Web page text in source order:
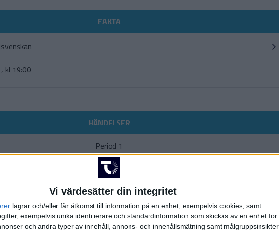
Vi värdesätter din integritet
lagrar och/eller får åtkomst till information på en enhet, exempelvis cookies, samt
exempelvis unika identifierare och standardinformation som skickas av en enhet för
och andra typer av innehåll, annons- och innehållsmätning samt målgruppsinsikter,
FAKTA
kl 19:00
HÄNDELSER
Period 1
Inga händelser
Period 2
Inga händelser